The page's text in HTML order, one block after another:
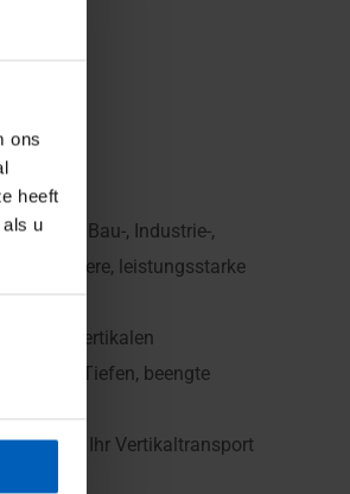
ons
heeft
u
in Bau-, Industrie-,
für sichere, leistungsstarke
oder vertikalen
große Tiefen, beengte
dass Ihr Vertikaltransport